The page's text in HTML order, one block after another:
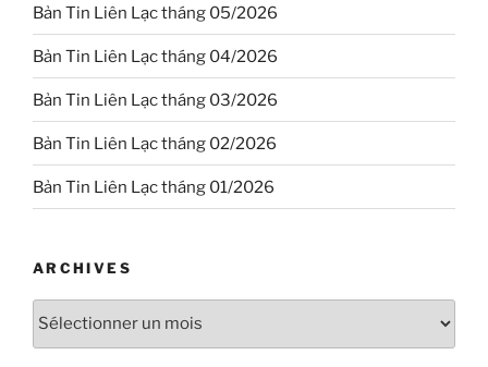
Bản Tin Liên Lạc tháng 05/2026
Bản Tin Liên Lạc tháng 04/2026
Bản Tin Liên Lạc tháng 03/2026
Bản Tin Liên Lạc tháng 02/2026
Bản Tin Liên Lạc tháng 01/2026
ARCHIVES
Archives